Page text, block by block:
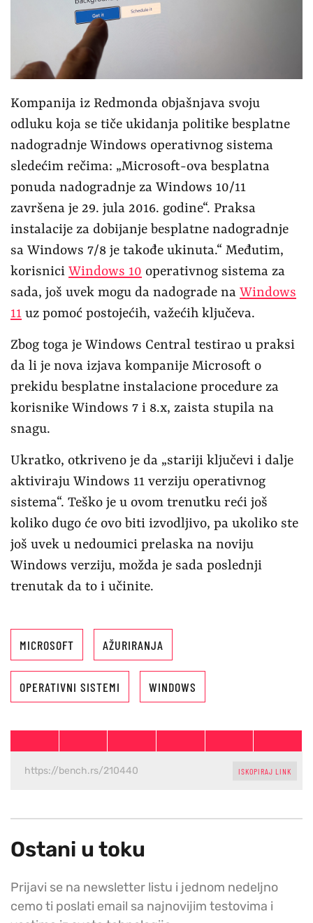
Kompanija iz Redmonda objašnjava svoju
odluku koja se tiče ukidanja politike besplatne
nadogradnje Windows operativnog sistema
sledećim rečima: „Microsoft-ova besplatna
ponuda nadogradnje za Windows 10/11
završena je 29. jula 2016. godine“. Praksa
instalacije za dobijanje besplatne nadogradnje
sa Windows 7/8 je takođe ukinuta.“ Međutim,
korisnici Windows 10 operativnog sistema za
sada, još uvek mogu da nadograde na Windows
11 uz pomoć postojećih, važećih ključeva.
Zbog toga je Windows Central testirao u praksi
da li je nova izjava kompanije Microsoft o
prekidu besplatne instalacione procedure za
korisnike Windows 7 i 8.x, zaista stupila na
snagu.
Ukratko, otkriveno je da „stariji ključevi i dalje
aktiviraju Windows 11 verziju operativnog
sistema“. Teško je u ovom trenutku reći još
koliko dugo će ovo biti izvodljivo, pa ukoliko ste
još uvek u nedoumici prelaska na noviju
Windows verziju, možda je sada poslednji
trenutak da to i učinite.
MICROSOFT AŽURIRANJA
OPERATIVNI SISTEMI WINDOWS
ISKOPIRAJ LINK
Ostani u toku
Prijavi se na newsletter listu i jednom nedeljno
cemo ti poslati email sa najnovijim testovima i